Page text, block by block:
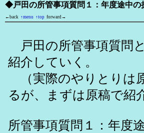
◆戸田の所管事項質問１：年度途中の
←back ↑menu ↑top forward→
戸田の所管事項質問
紹介していく。
（実際のやりとりは
るが、まずは原稿で紹
所管事項質問１：年度